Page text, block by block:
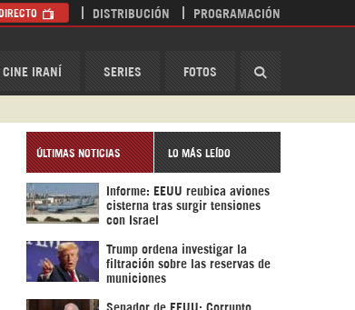
CINE IRANÍ SERIES FOTOS
DISTRIBUCIÓN PROGRAMACIÓN
ÚLTIMAS NOTICIAS LO MÁS LEÍDO
Informe: EEUU reubica aviones
cisterna tras surgir tensiones
con Israel
Trump ordena investigar la
filtración sobre las reservas de
municiones
Senador de EEUU: Corrupto